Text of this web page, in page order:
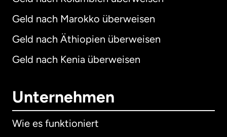
Geld nach Marokko überweisen
Geld nach Äthiopien überweisen
Geld nach Kenia überweisen
Unternehmen
Wie es funktioniert